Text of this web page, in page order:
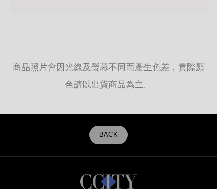
商品照片會因光線及螢幕不同而產生色差，實際顏
色請以出貨商品為主。
BACK